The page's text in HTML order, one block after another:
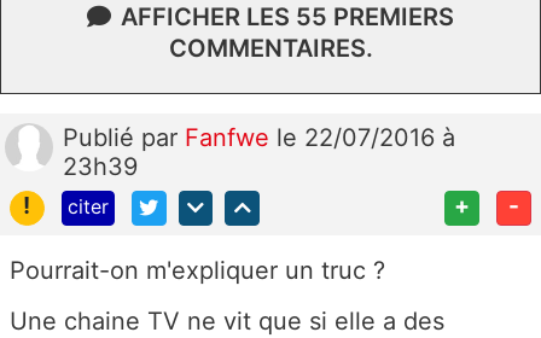
AFFICHER LES 55 PREMIERS
COMMENTAIRES.
Publié par Fanfwe le 22/07/2016 à
23h39
!
citer + -
Pourrait-on m'expliquer un truc ?
Une chaine TV ne vit que si elle a des